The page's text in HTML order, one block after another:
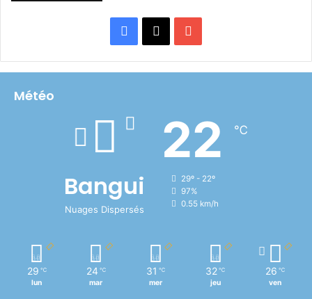
Facebook
X
Météo
Bangui
Nuages Dispersés
22 ℃
29º - 22º
97%
0.55 km/h
29 ℃
lun
24 ℃
mar
31 ℃
mer
32 ℃
jeu
26 ℃
ven